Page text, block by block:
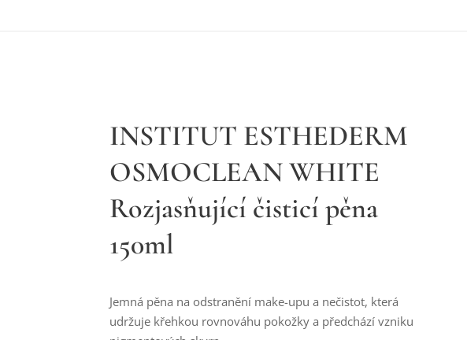
INSTITUT ESTHEDERM
OSMOCLEAN WHITE
Rozjasňující čisticí pěna
150ml
Jemná pěna na odstranění make-upu a nečistot, která
udržuje křehkou rovnováhu pokožky a předchází vzniku